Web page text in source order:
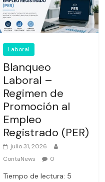
Laboral
Blanqueo
Laboral –
Regimen de
Promoción al
Empleo
Registrado (PER)
julio 31, 2026
ContaNews
0
Tiempo de lectura: 5